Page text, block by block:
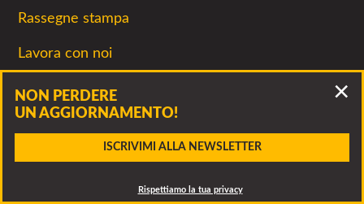
Accidenti, questo bando è scaduto!
Clicca per vedere altri bandi della stessa associazione o
Rassegne stampa
Lavora con noi
Promuovi concorsiletterari.net
Corsi di scrittura
NON PERDERE
UN AGGIORNAMENTO!
ISCRIVIMI ALLA NEWSLETTER
Rispettiamo la tua privacy